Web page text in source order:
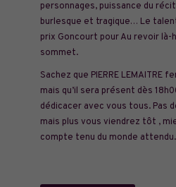
personnages, puissance du
burlesque et tragique… Le
prix Goncourt pour Au revoir là-
sommet.
Sachez que PIERRE LEMAITRE
mais qu’il sera présent dès
dédicacer avec vous tous. Pas
mais plus vous viendrez tôt ,
compte tenu du monde attendu.